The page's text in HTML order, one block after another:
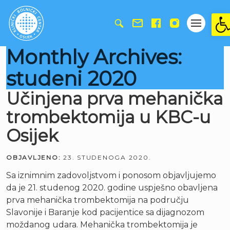
Monthly Archives:
studeni 2020
Učinjena prva mehanička
trombektomija u KBC-u
Osijek
OBJAVLJENO: 23. STUDENOGA 2020.
Sa iznimnim zadovoljstvom i ponosom objavljujemo
da je 21. studenog 2020. godine uspješno obavljena
prva mehanička trombektomija na području
Slavonije i Baranje kod pacijentice sa dijagnozom
moždanog udara. Mehanička trombektomija je